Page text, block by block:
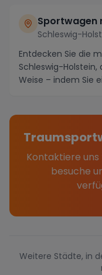
Sportwagen
Schleswig-
Entdecken Sie die
Schleswig-
Weise – indem Sie
Kontaktiere
besuche
Weitere Städte, in